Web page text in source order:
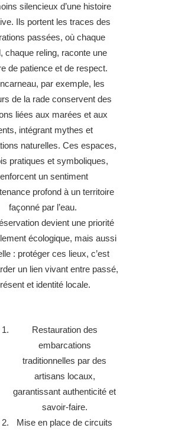
silencieux d’une histoire
Ils portent les traces des
passées, où chaque
chaque reling, raconte une
de patience et de respect.
par exemple, les
de la rade conservent des
liées aux marées et aux
intégrant mythes et
naturelles. Ces espaces,
pratiques et symboliques,
un sentiment
profond à un territoire
façonné par l’eau.
devient une priorité
écologique, mais aussi
: protéger ces lieux, c’est
un lien vivant entre passé,
et identité locale.
Restauration des
embarcations
traditionnelles par des
artisans locaux,
garantissant authenticité et
savoir-faire.
Mise en place de circuits